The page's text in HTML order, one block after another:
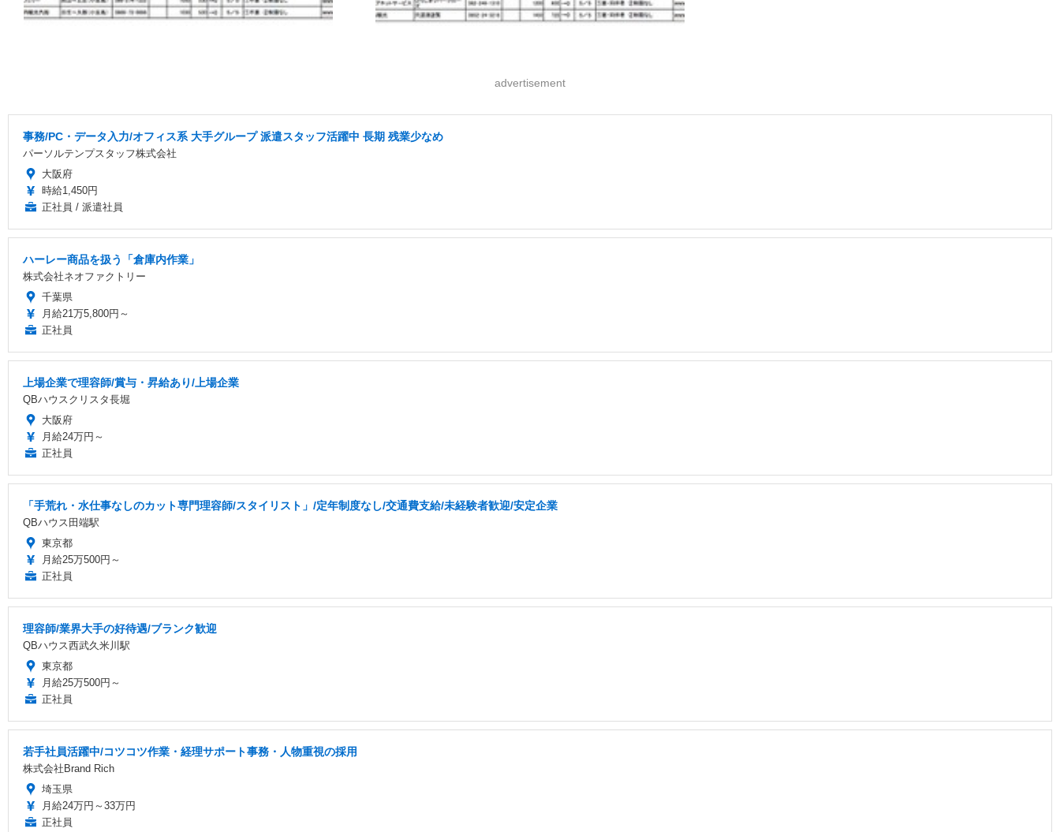
advertisement
事務/PC・データ入力/オフィス系 大手グループ 派遣スタッフ活躍中 長期 残業少なめ
パーソルテンプスタッフ株式会社
大阪府
時給1,450円
正社員 / 派遣社員
ハーレー商品を扱う「倉庫内作業」
株式会社ネオファクトリー
千葉県
月給21万5,800円～
正社員
上場企業で理容師/賞与・昇給あり/上場企業
QBハウスクリスタ長堀
大阪府
月給24万円～
正社員
「手荒れ・水仕事なしのカット専門理容師/スタイリスト」/定年制度なし/交通費支給/未経験者歓迎/安定企業
QBハウス田端駅
東京都
月給25万500円～
正社員
理容師/業界大手の好待遇/ブランク歓迎
QBハウス西武久米川駅
東京都
月給25万500円～
正社員
若手社員活躍中/コツコツ作業・経理サポート事務・人物重視の採用
株式会社Brand Rich
埼玉県
月給24万円～33万円
正社員